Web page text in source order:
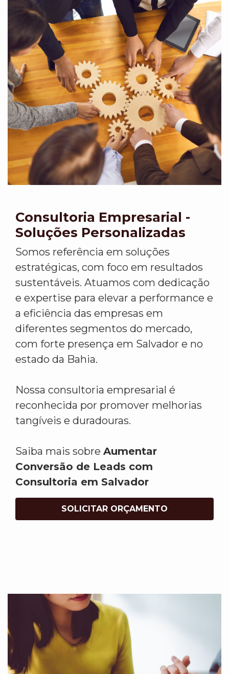
Consultoria Empresarial -
Soluções Personalizadas
Somos referência em soluções
estratégicas, com foco em resultados
sustentáveis. Atuamos com dedicação
e expertise para elevar a performance e
a eficiência das empresas em
diferentes segmentos do mercado,
com forte presença em Salvador e no
estado da Bahia.
Nossa consultoria empresarial é
reconhecida por promover melhorias
tangíveis e duradouras.
Saiba mais sobre Aumentar
Conversão de Leads com
Consultoria em Salvador
SOLICITAR ORÇAMENTO